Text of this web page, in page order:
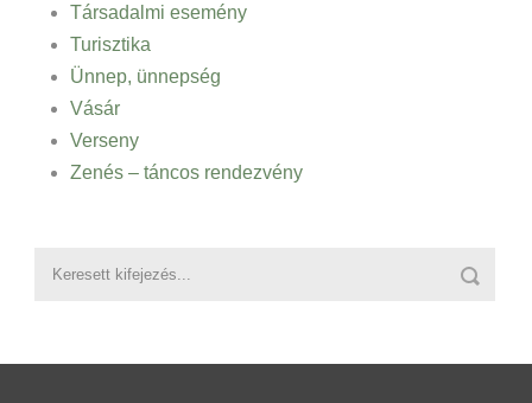
Társadalmi esemény
Turisztika
Ünnep, ünnepség
Vásár
Verseny
Zenés – táncos rendezvény